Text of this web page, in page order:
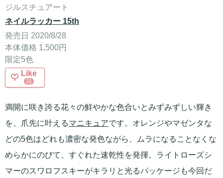
ジルスチュアート
ネイルラッカー 15th
発売日 2020/8/28
本体価格 1,500円
限定5色
Like
31
満開に咲き誇る花々の鮮やかな色合いとみずみずしい輝き
を、爪先に叶えるマニキュアです。オレンジやマゼンタな
どの5色はどれも濃密な発色ながら、ムラになることなくな
めらかにのびて、すぐれた速乾性を発揮。ライトローズシ
マーのスワロフスキーがキラリと光るパッケージも今回だ